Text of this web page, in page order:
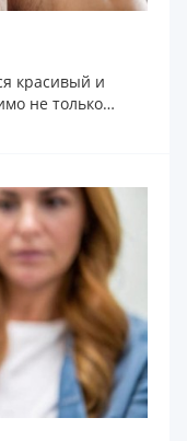
красивый и
не только